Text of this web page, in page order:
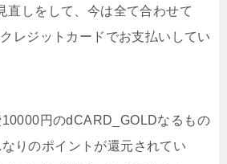
しをして、今は全て合わせて
レジットカードでお支払いしてい
円のdCARD_GOLDなるもの
りのポイントが還元されてい